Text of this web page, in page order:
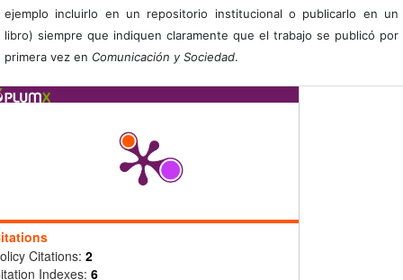
ejemplo incluirlo en un repositorio institucional o publicarlo en un
libro) siempre que indiquen claramente que el trabajo se publicó por
primera vez en Comunicación y Sociedad.
Citations: 2
Indexes: 6